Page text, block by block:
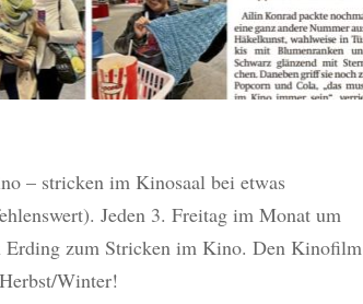
– stricken im Kinosaal bei etwas
Jeden 3. Freitag im Monat um
zum Stricken im Kino. Den Kinofilm
Winter!